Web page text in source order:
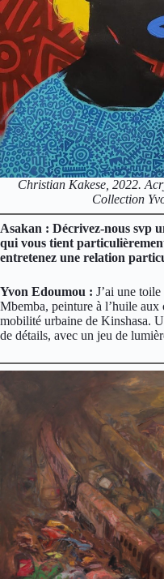
Christian Kakese, 2022.
Collection
Asakan : Décrivez-nous svp
qui vous tient
entretenez une relation
Yvon Edoumou : J’ai une
Mbemba, peinture à l’huile
mobilité urbaine de Kinshasa.
de détails, avec un jeu de